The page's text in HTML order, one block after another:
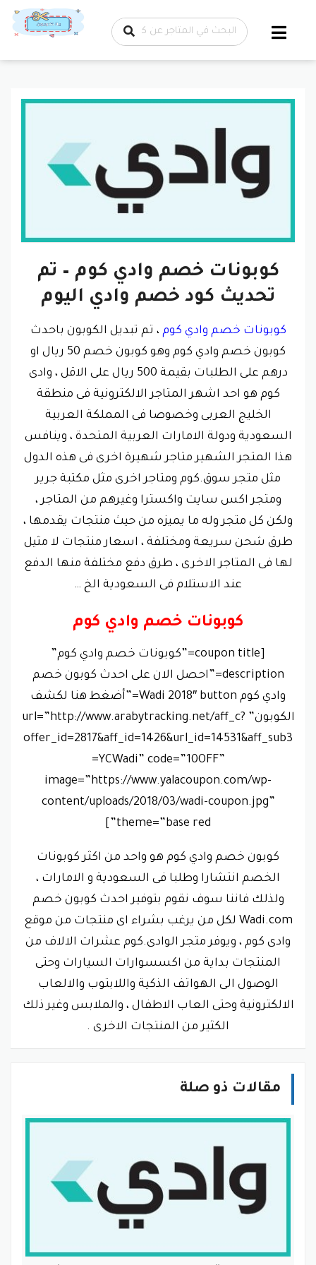
تخطي إلى
المحتوى
كوبونات خصم وادي كوم – تم
تحديث كود خصم وادي اليوم
كوبونات خصم وادي كوم ، تم تبديل الكوبون باحدث
كوبون خصم وادي كوم وهو كوبون خصم 50 ريال او
درهم على الطلبات بقيمة 500 ريال على الاقل ، وادى
كوم هو احد اشهر المتاجر الالكترونية فى منطقة
الخليج العربى وخصوصا فى المملكة العربية
السعودية ودولة الامارات العربية المتحدة ، وينافس
هذا المتجر الشهير متاجر شهيرة اخرى فى هذه الدول
مثل متجر سوق.كوم ومتاجر اخرى مثل مكتبة جرير
ومتجر اكس سايت واكسترا وغيرهم من المتاجر ،
ولكن كل متجر وله ما يميزه من حيث منتجات يقدمها ،
طرق شحن سريعة ومختلفة ، اسعار منتجات لا مثيل
لها فى المتاجر الاخرى ، طرق دفع مختلفة منها الدفع
عند الاستلام فى السعودية الخ …
كوبونات خصم وادي كوم
[coupon title=”كوبونات خصم وادي كوم”
description=”احصل الان على احدث كوبون خصم
وادي كوم Wadi 2018″ button=”أضغط هنا لكشف
الكوبون” url=”http://www.arabytracking.net/aff_c?
offer_id=2817&aff_id=1426&url_id=14531&aff_sub3
=YCWadi” code=”10OFF”
image=”https://www.yalacoupon.com/wp-
content/uploads/2018/03/wadi-coupon.jpg”
theme=”base red”]
كوبون خصم وادي كوم هو واحد من اكثر كوبونات
الخصم انتشارا وطلبا فى السعودية و الامارات ،
ولذلك فاننا سوف نقوم بتوفير احدث كوبون خصم
Wadi.com لكل من يرغب بشراء اى منتجات من موقع
وادى كوم ، ويوفر متجر الوادى.كوم عشرات الالاف من
المنتجات بداية من اكسسوارات السيارات وحتى
الوصول الى الهواتف الذكية واللابتوب والالعاب
الالكترونية وحتى العاب الاطفال ، والملابس وغير ذلك
الكثير من المنتجات الاخرى .
مقالات ذو صلة